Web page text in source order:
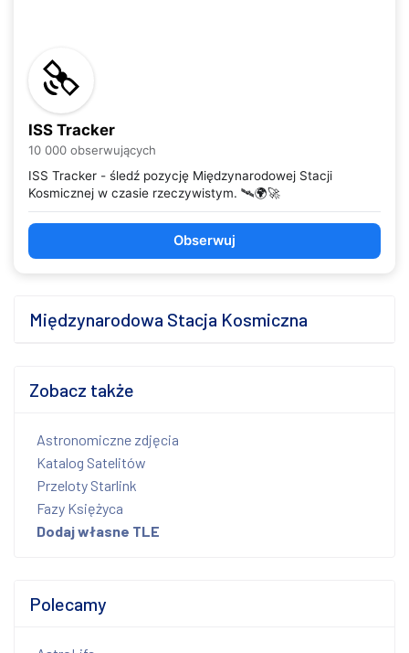
ISS Tracker
10 000 obserwujących
ISS Tracker - śledź pozycję Międzynarodowej Stacji
Kosmicznej w czasie rzeczywistym. 🛰️🌍🚀
Obserwuj
Międzynarodowa Stacja Kosmiczna
Zobacz także
Astronomiczne zdjęcia
Katalog Satelitów
Przeloty Starlink
Fazy Księżyca
Dodaj własne TLE
Polecamy